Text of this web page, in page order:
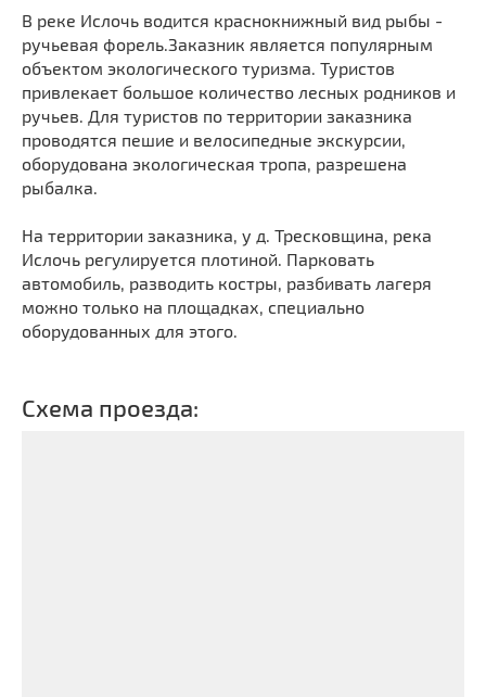
В реке Ислочь водится краснокнижный вид рыбы -
ручьевая форель.Заказник является популярным
объектом экологического туризма. Туристов
привлекает большое количество лесных родников и
ручьев. Для туристов по территории заказника
проводятся пешие и велосипедные экскурсии,
оборудована экологическая тропа, разрешена
рыбалка.
На территории заказника, у д. Тресковщина, река
Ислочь регулируется плотиной. Парковать
автомобиль, разводить костры, разбивать лагеря
можно только на площадках, специально
оборудованных для этого.
Схема проезда: